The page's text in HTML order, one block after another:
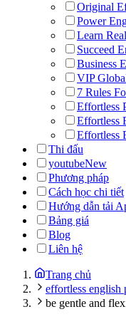
Original
Power
Learn
Succeed
Business
VIP
7 Rules
Effortless
Effortless
Effortless
Thi đấu
youtubeNew
Phương pháp
Cách học chi tiết
Hướng dẫn tải
Bảng giá
Blog
Liên hệ
Trang chủ
effortless english
be gentle and